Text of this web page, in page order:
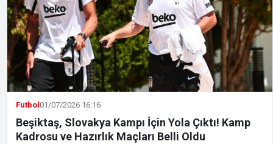
Futbol01/07/2026 16:16
Beşiktaş, Slovakya Kampı İçin Yola Çıktı! Kamp
Kadrosu ve Hazırlık Maçları Belli Oldu